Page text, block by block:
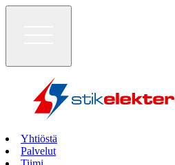
Yhtiöstä
Palvelut